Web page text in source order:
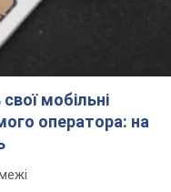
мобільні
оператора: на